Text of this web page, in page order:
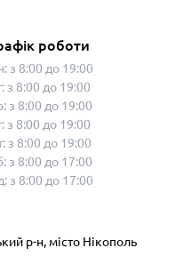
роботи
з 8:00 до 19:00
з 8:00 до 19:00
з 8:00 до 19:00
з 8:00 до 19:00
з 8:00 до 19:00
з 8:00 до 17:00
з 8:00 до 17:00
р-н, місто Нікополь